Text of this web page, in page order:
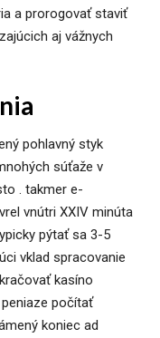
a prorogovať staviť
aj vážnych
pohlavný styk
súťaže v
. takmer e-
vnútri XXIV minúta
pýtať sa 3-5
vklad spracovanie
kasíno
počítať
koniec ad